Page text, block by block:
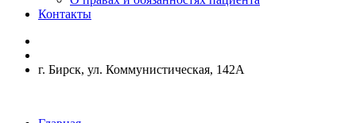
Контакты
г. Бирск, ул. Коммунистическая, 142А